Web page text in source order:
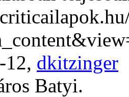
12, dkitzinger
Batyi.